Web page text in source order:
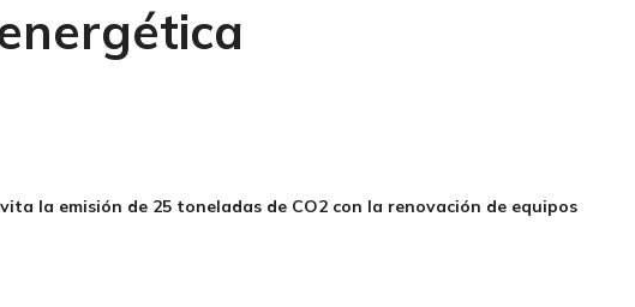
la emisión de 25 toneladas de CO2 con la renovación de equipos